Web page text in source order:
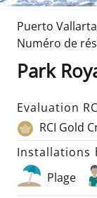
Puerto Vallarta
Numéro de
Park
Evaluation
RCI Gold
Installations
Plage